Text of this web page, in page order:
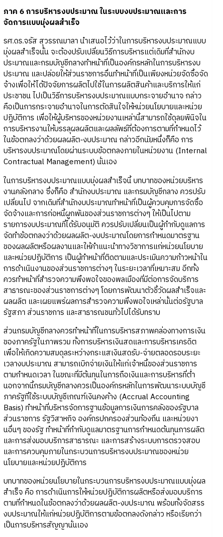
ภาค 6 การบริหารงบประมาณ ในระบบงบประมาณและการ
จัดการแบบมุ่งผลสำเร็จ
รศ.ดร.จรัส สุวรรณมาลา นำเสนอไว้ว่าในการบริหารงบประมาณแบบ
มุ่งผลสำเร็จนั้น จะต้องปรับเปลี่ยนวิธีการบริหารแต่เดิมที่สำนักงบ
ประมาณและกรมบัญชีกลางทำหน้าที่เป็นองค์กรหลักในการบริหารงบ
ประมาณ และปล่อยให้ส่วนราชการอื่นทำหน้าที่เป็นเพียงหน่วยจัดซื้อจัด
จ้างเพื่อให้ได้ปัจจัยการผลิตไปใช้ในการผลิตสินค้าและบริการให้แก่
ประชาชน ไปเป็นวิธีการบริหารงบประมาณแบบกระจายอำนาจ กล่าว
คือเป็นการกระจายอำนาจในการตัดสินใจให้หน่วยนโยบายและหน่วย
ปฏิบัติการ เพื่อให้ผู้บริหารของหน่วยงานเหล่านี้สามารถใช้ดุลยพินิจใน
การบริหารงานให้บรรลุผลผลิตและผลลัพธ์ที่ต้องการตามที่กำหนดไว้
ในข้อตกลงว่าด้วยผลผลิต-งบประมาณ กล่าวอีกนัยหนึ่งก็คือ การ
บริหารงบประมาณโดยผ่านระบบข้อตกลงภายในหน่วยงาน (Internal
Contractual Management) นั่นเอง
ในการบริหารงบประมาณแบบมุ่งผลสำเร็จนี้ บทบาทของหน่วยบริหาร
งานคลังกลาง ซึ่งก็คือ สำนักงบประมาณ และกรมบัญชีกลาง ควรปรับ
เปลี่ยนไป จากเดิมที่สำนักงบประมาณทำหน้าที่เป็นผู้ควบคุมการจัดซื้อ
จัดจ้างและการก่อหนี้ผูกพันของส่วนราชการต่างๆ ให้เป็นไปตาม
รายการงบประมาณที่ได้รับอนุมัติ ควรปรับเปลี่ยนเป็นผู้กำกับดูแลการ
จัดทำข้อตกลงว่าด้วยผลผลิต-งบประมาณโดยการกำหนดมาตรฐาน
ของผลผลิตหรือผลงานและให้คำแนะนำทางวิชาการแก่หน่วยนโยบาย
และหน่วยปฏิบัติการ เป็นผู้ทำหน้าที่ติดตามและประเมินความก้าวหน้าใน
การดำเนินงานของส่วนราชการต่างๆ ในระยะเวลาที่เหมาะสม อีกทั้ง
ควรทำหน้าที่สำรวจความพึงพอใจของพลเมืองที่มีต่อการจัดบริการ
สาธารณะของส่วนราชการต่างๆ โดยการพัฒนาตัวชี้วัดผลสำเร็จและ
ผลผลิต และเผยแพร่ผลการสำรวจความพึงพอใจเหล่านั้นต่อรัฐบาล
รัฐสภา ส่วนราชการ และสาธารณชนทั่วไปได้รับทราบ
ส่วนกรมบัญชีกลางควรทำหน้าที่ในการบริหารสภาพคล่องทางการเงิน
ของภาครัฐในภาพรวม ทั้งการบริหารเงินสดและการบริหารเครดิต
เพื่อให้เกิดความสมดุลระหว่างกระแสเงินสดรับ-จ่ายตลอดรอบระยะ
เวลางบประมาณ สามารถเบิกจ่ายเงินให้แก่เจ้าหนี้ของส่วนราชการ
ตามกำหนดเวลา ในขณะที่มีต้นทุนในการถือเงินและการบริหารที่ต่ำ
นอกจากนี้กรมบัญชีกลางควรเป็นองค์กรหลักในการพัฒนาระบบบัญชี
ภาครัฐที่ใช้ระบบบัญชีเกณฑ์เงินคงค้าง (Accrual Accounting
Basis) ทำหน้าที่บริหารจัดการฐานข้อมูลการเงินการคลังของรัฐบาล
ส่วนราชการ รัฐวิสาหกิจ องค์กรปกครองส่วนท้องถิ่น และหน่วยงา
นอื่นๆ ของรัฐ ทำหน้าที่กำกับดูแลมาตรฐานการกำหนดต้นทุนการผลิต
และการส่งมอบบริการสาธารณะ และการสร้างระบบการตรวจสอบ
และการควบคุมภายในกระบวนการบริหารงบประมาณของหน่วย
นโยบายและหน่วยปฏิบัติการ
บทบาทของหน่วยนโยบายในกระบวนการบริหารงบประมาณแบบมุ่งผล
สำเร็จ คือ การดำเนินการให้หน่วยปฏิบัติการผลิตหรือส่งมอบบริการ
ตามที่กำหนดในข้อตกลงว่าด้วยผลผลิต-งบประมาณ พร้อมทั้งจัดสรร
งบประมาณให้แก่หน่วยปฏิบัติการตามข้อตกลงดังกล่าว หรือเรียกว่า
เป็นการบริหารสัญญานั่นเอง